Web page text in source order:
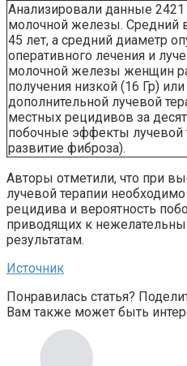
Анализировали данные
молочной железы. Средний
45 лет, а средний диаметр
оперативного лечения и
молочной железы женщин
получения низкой (16 Гр)
дополнительной лучевой
местных рецидивов за
побочные эффекты лучевой
развитие фиброза).
Авторы отметили, что при
лучевой терапии
рецидива и вероятность
приводящих к
результатам.
Источник
Понравилась статья?
Вам также может быть